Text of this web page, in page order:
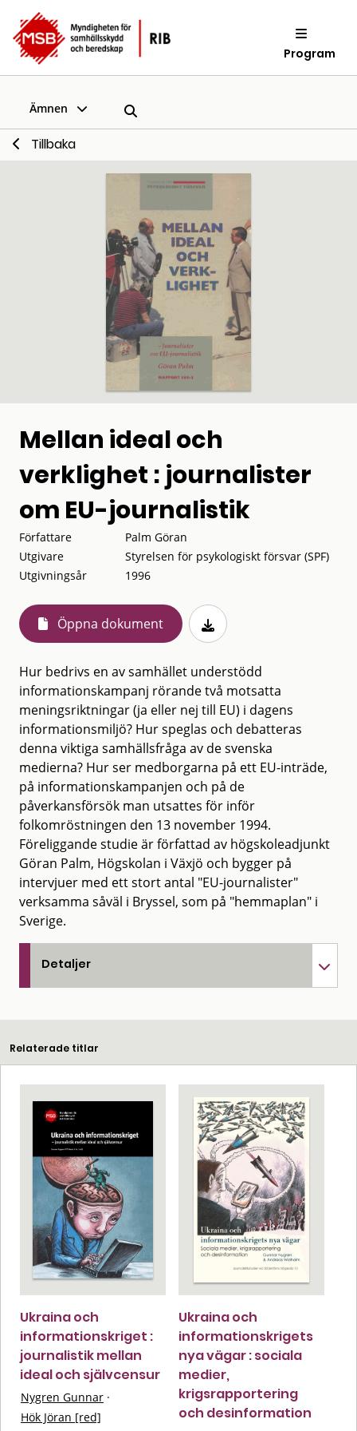
Program
Ämnen
Tillbaka
Mellan ideal och
verklighet : journalister
om EU-journalistik
Författare
Palm Göran
Utgivare
Styrelsen för psykologiskt försvar (SPF)
Utgivningsår
1996
Öppna dokument
Hur bedrivs en av samhället understödd
informationskampanj rörande två motsatta
meningsriktningar (ja eller nej till EU) i dagens
informationsmiljö? Hur speglas och debatteras
denna viktiga samhällsfråga av de svenska
medierna? Hur ser medborgarna på ett EU-inträde,
på informationskampanjen och på de
påverkansförsök man utsattes för inför
folkomröstningen den 13 november 1994.
Föreliggande studie är författad av högskoleadjunkt
Göran Palm, Högskolan i Växjö och bygger på
intervjuer med ett stort antal "EU-journalister"
verksamma såväl i Bryssel, som på "hemmaplan" i
Sverige.
Detaljer
Relaterade titlar
Ukraina och
informationskriget :
journalistik mellan
ideal och självcensur
Nygren Gunnar ·
Hök Jöran [red]
Ukraina och
informationskrigets
nya vägar : sociala
medier,
krigsrapportering
och desinformation